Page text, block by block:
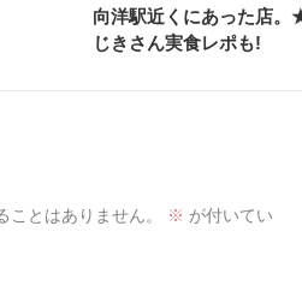
向洋駅近くにあった店
じきさん実食レポも!
ことはありません。 ※ が付いてい